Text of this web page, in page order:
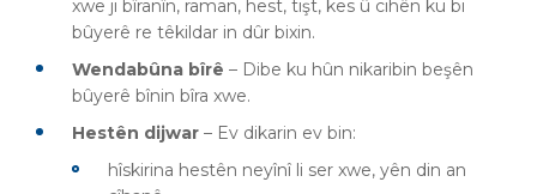
xwe ji bîranîn, raman, hest, tişt, kes û cihên ku bi
bûyerê re têkildar in dûr bixin.
Wendabûna bîrê – Dibe ku hûn nikaribin beşên
bûyerê bînin bîra xwe.
Hestên dijwar – Ev dikarin ev bin:
hîskirina hestên neyînî li ser xwe, yên din an